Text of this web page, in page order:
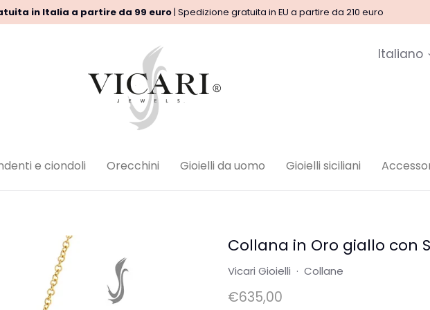
in Italia a partire da 99 euro| Spedizione gratuita in EU a partire da 210 euro
Lingua
Italiano
regole Rimborso
e ciondoli Orecchini Gioielli da uomo Gioielli siciliani
Collana in Oro giallo con
Vicari Gioielli · Collane
€635,00